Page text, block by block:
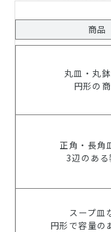
商品
丸皿・丸
円形の
正角・長角
3辺のある
スープ皿
円形で容量の